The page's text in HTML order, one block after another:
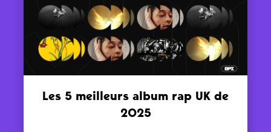
Les 5 meilleurs album rap UK de
2025